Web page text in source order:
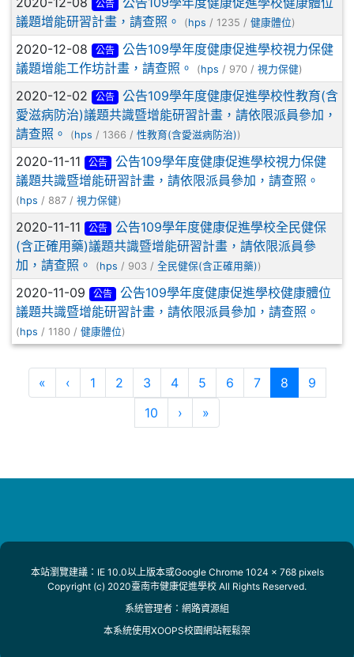
公告
議題增能研習計畫，請查照。
(hps / 1235 / 健康體位)
2020-12-08 公告
公告109學年度健康促進學校視力保健
議題增能工作坊計畫，請查照。
(hps / 970 / 視力保健)
2020-12-02 公告
公告109學年度健康促進學校性教育(含
愛滋病防治)議題共識暨增能研習計畫，請依限派員參加，
請查照。
(hps / 1366 / 性教育(含愛滋病防治))
2020-11-11 公告
公告109學年度健康促進學校視力保健
議題共識暨增能研習計畫，請依限派員參加，請查照。
(hps / 887 / 視力保健)
2020-11-11 公告
公告109學年度健康促進學校全民健保
(含正確用藥)議題共識暨增能研習計畫，請依限派員參
加，請查照。
(hps / 903 / 全民健保(含正確用藥))
2020-11-09 公告
公告109學年度健康促進學校健康體位
議題共識暨增能研習計畫，請依限派員參加，請查照。
(hps / 1180 / 健康體位)
« 第一頁
‹上一頁
1 2 3 4 5 6 7 8(目前頁次)
9
10
›下一頁
»最後頁
本站瀏覽建議：IE 10.0以上版本或Google Chrome 1024 x 768 pixels
Copyright (c) 2020臺南市健康促進學校 All Rights Reserved.
系統管理者： 網路資源組
本系統使用XOOPS校園網站輕鬆架